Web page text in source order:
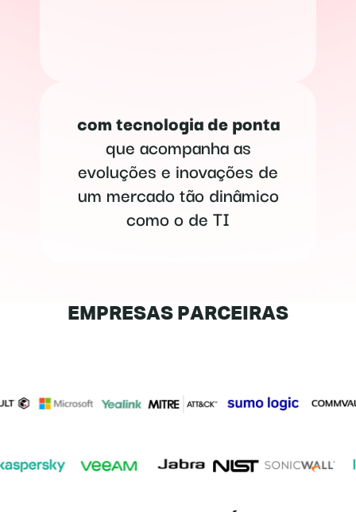
com tecnologia de ponta
que acompanha as
evoluções e inovações de
um mercado tão dinâmico
como o de TI
EMPRESAS PARCEIRAS